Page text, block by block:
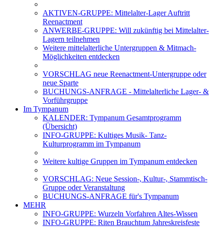
AKTIVEN-GRUPPE: Mittelalter-Lager Auftritt
Reenactment
ANWERBE-GRUPPE: Will zukünftig bei Mittelalter-
Lagern teilnehmen
Weitere mittelalterliche Untergruppen & Mitmach-
Möglichkeiten entdecken
VORSCHLAG neue Reenactment-Untergruppe oder
neue Sparte
BUCHUNGS-ANFRAGE - Mittelalterliche Lager- &
Vorführgruppe
Im Tympanum
KALENDER: Tympanum Gesamtprogramm
(Übersicht)
INFO-GRUPPE: Kultiges Musik- Tanz-
Kulturprogramm im Tympanum
Weitere kultige Gruppen im Tympanum entdecken
VORSCHLAG: Neue Session-, Kultur-, Stammtisch-
Gruppe oder Veranstaltung
BUCHUNGS-ANFRAGE für's Tympanum
MEHR
INFO-GRUPPE: Wurzeln Vorfahren Altes-Wissen
INFO-GRUPPE: Riten Brauchtum Jahreskreisfeste